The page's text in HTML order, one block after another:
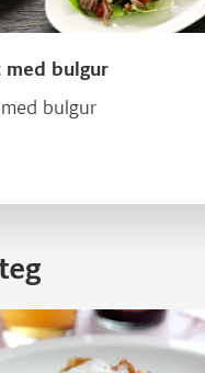
med bulgur
bulgur